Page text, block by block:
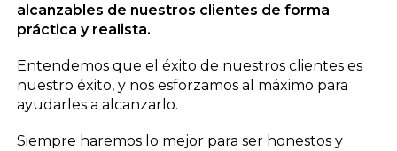
alcanzables de nuestros clientes de forma
práctica y realista.
Entendemos que el éxito de nuestros clientes es
nuestro éxito, y nos esforzamos al máximo para
ayudarles a alcanzarlo.
Siempre haremos lo mejor para ser honestos y